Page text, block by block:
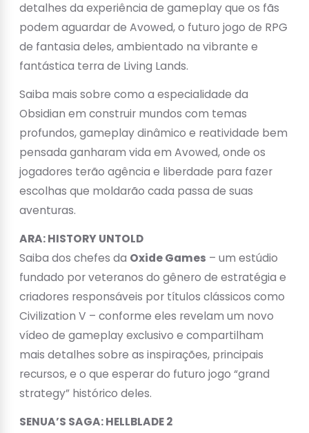
detalhes da experiência de gameplay que os fãs
podem aguardar de Avowed, o futuro jogo de RPG
de fantasia deles, ambientado na vibrante e
fantástica terra de Living Lands.
Saiba mais sobre como a especialidade da
Obsidian em construir mundos com temas
profundos, gameplay dinâmico e reatividade bem
pensada ganharam vida em Avowed, onde os
jogadores terão agência e liberdade para fazer
escolhas que moldarão cada passa de suas
aventuras.
ARA: HISTORY UNTOLD
Saiba dos chefes da Oxide Games – um estúdio
fundado por veteranos do gênero de estratégia e
criadores responsáveis por títulos clássicos como
Civilization V – conforme eles revelam um novo
vídeo de gameplay exclusivo e compartilham
mais detalhes sobre as inspirações, principais
recursos, e o que esperar do futuro jogo “grand
strategy” histórico deles.
SENUA’S SAGA: HELLBLADE 2